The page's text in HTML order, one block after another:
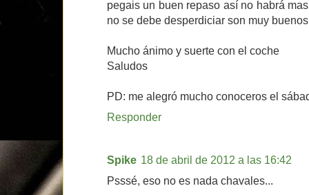
pegais un buen repaso así no habrá
no se debe desperdiciar son muy
Mucho ánimo y suerte con el coche
Saludos
PD: me alegró mucho conoceros el
Responder
Spike 18 de abril de 2012 a las 16:42
Psssé, eso no es nada chavales...